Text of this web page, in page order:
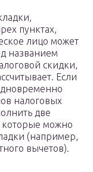
пунктах,
лицо может
названием
скидки,
Если
налоговых
две
которые можно
(например,
вычетов).